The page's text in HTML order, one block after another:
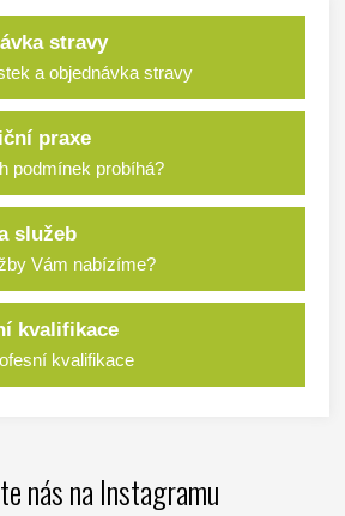
stravy
a objednávka stravy
praxe
podmínek probíhá?
služeb
Vám nabízíme?
kvalifikace
kvalifikace
nás na Instagramu